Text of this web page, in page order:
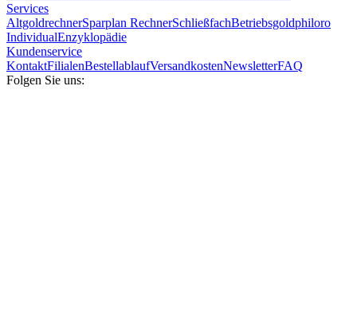
Services
AltgoldrechnerSparplan RechnerSchließfachBetriebsgoldphiloro
IndividualEnzyklopädie
Kundenservice
KontaktFilialenBestellablaufVersandkostenNewsletterFAQ
Folgen Sie uns: